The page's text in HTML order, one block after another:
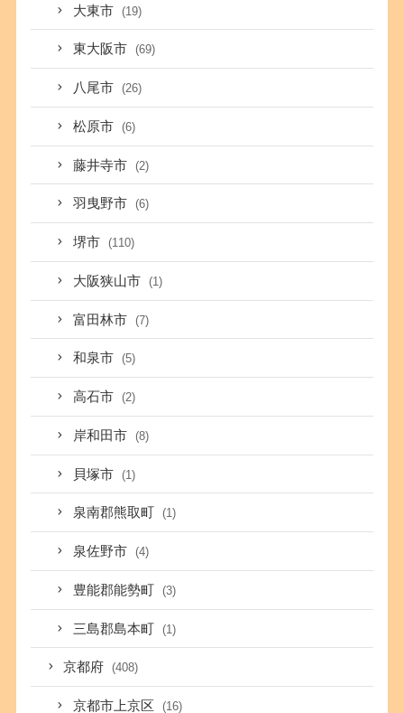
大東市 (19)
東大阪市 (69)
八尾市 (26)
松原市 (6)
藤井寺市 (2)
羽曳野市 (6)
堺市 (110)
大阪狭山市 (1)
富田林市 (7)
和泉市 (5)
高石市 (2)
岸和田市 (8)
貝塚市 (1)
泉南郡熊取町 (1)
泉佐野市 (4)
豊能郡能勢町 (3)
三島郡島本町 (1)
京都府 (408)
京都市上京区 (16)